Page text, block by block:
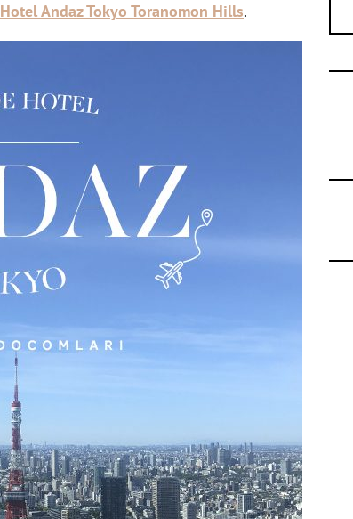
Hotel Andaz Tokyo Toranomon Hills.